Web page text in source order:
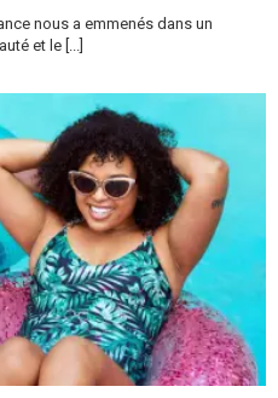
nous a emmenés dans un
et le [...]